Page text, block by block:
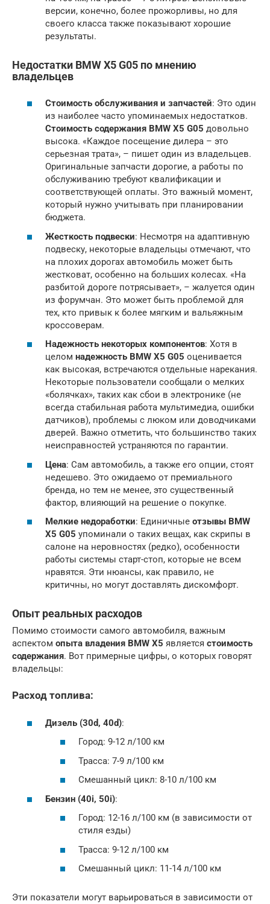
версии, конечно, более прожорливы, но для
своего класса также показывают хорошие
результаты.
Недостатки BMW X5 G05 по мнению
владельцев
Стоимость обслуживания и запчастей: Это один
из наиболее часто упоминаемых недостатков.
Стоимость содержания BMW X5 G05 довольно
высока. «Каждое посещение дилера – это
серьезная трата», – пишет один из владельцев.
Оригинальные запчасти дорогие, а работы по
обслуживанию требуют квалификации и
соответствующей оплаты. Это важный момент,
который нужно учитывать при планировании
бюджета.
Жесткость подвески: Несмотря на адаптивную
подвеску, некоторые владельцы отмечают, что
на плохих дорогах автомобиль может быть
жестковат, особенно на больших колесах. «На
разбитой дороге потрясывает», – жалуется один
из форумчан. Это может быть проблемой для
тех, кто привык к более мягким и вальяжным
кроссоверам.
Надежность некоторых компонентов: Хотя в
целом надежность BMW X5 G05 оценивается
как высокая, встречаются отдельные нарекания.
Некоторые пользователи сообщали о мелких
«болячках», таких как сбои в электронике (не
всегда стабильная работа мультимедиа, ошибки
датчиков), проблемы с люком или доводчиками
дверей. Важно отметить, что большинство таких
неисправностей устраняются по гарантии.
Цена: Сам автомобиль, а также его опции, стоят
недешево. Это ожидаемо от премиального
бренда, но тем не менее, это существенный
фактор, влияющий на решение о покупке.
Мелкие недоработки: Единичные отзывы BMW
X5 G05 упоминали о таких вещах, как скрипы в
салоне на неровностях (редко), особенности
работы системы старт-стоп, которые не всем
нравятся. Эти нюансы, как правило, не
критичны, но могут доставлять дискомфорт.
Опыт реальных расходов
Помимо стоимости самого автомобиля, важным
аспектом опыта владения BMW X5 является стоимость
содержания. Вот примерные цифры, о которых говорят
владельцы:
Расход топлива:
Дизель (30d, 40d):
Город: 9-12 л/100 км
Трасса: 7-9 л/100 км
Смешанный цикл: 8-10 л/100 км
Бензин (40i, 50i):
Город: 12-16 л/100 км (в зависимости от
стиля езды)
Трасса: 9-12 л/100 км
Смешанный цикл: 11-14 л/100 км
Эти показатели могут варьироваться в зависимости от